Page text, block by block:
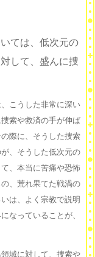
ては、低次元の
して、盛んに捜
こうした非常に深い
索や救済の手が伸ば
際に、そうした捜索
、そうした低次元の
、本当に苦痛や恐怖
、荒れ果てた戦渦の
は、よく宗教で説明
なっていることが、
域に対して、捜索や